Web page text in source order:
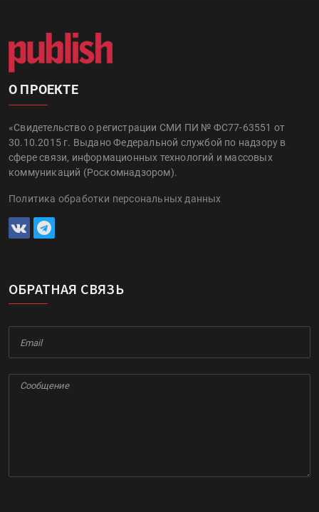
О ПРОЕКТЕ
«Свидетельство о регистрации СМИ ПИ № ФС77-63551 от
30.10.2015 г. Выдано Федеральной службой по надзору в
сфере связи, информационных технологий и массовых
коммуникаций (Роскомнадзором).
Политика обработки персональных данных
ОБРАТНАЯ СВЯЗЬ